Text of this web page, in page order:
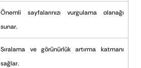
Önemli sayfalarınızı vurgulama olanağı
sunar.
Sıralama ve görünürlük artırma katmanı
sağlar.